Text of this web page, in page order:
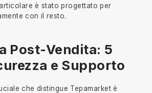
è stato progettato per
con il resto.
Post-Vendita: 5
e Supporto
che distingue Tepamarket è